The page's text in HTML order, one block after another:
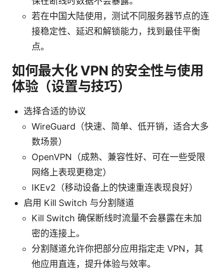
若在中国大陆使用，测试不同服务器节点的连
接稳定性、延迟和解锁能力，找到最佳平衡
点。
如何最大化 VPN 的安全性与使用
体验（设置与技巧）
选择合适的协议
WireGuard（快速、简单、低开销，适合大多
数场景）
OpenVPN（成熟、兼容性好、可在一些受限
网络上表现更稳定）
IKEv2（移动设备上的快速重连表现良好）
启用 Kill Switch 与分割隧道
Kill Switch 确保断线时流量不会暴露在未加
密的连接上。
分割隧道允许你把部分应用指定走 VPN，其
他应用直连，提升体验与效率。